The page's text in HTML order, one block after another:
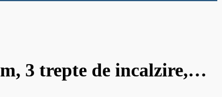
3 trepte de incalzire,…